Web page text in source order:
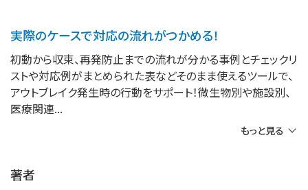
実際のケースで対応の流れがつかめる！
初動から収束、再発防止までの流れが分かる事例とチェックリ
ストや対応例がまとめられた表などそのまま使えるツールで、
アウトブレイク発生時の行動をサポート！微生物別や施設別、
医療関連
もっと見る
著者